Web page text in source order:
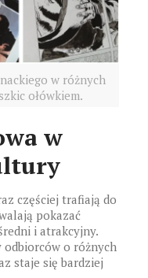
w różnych
ołówkiem.
w
częściej trafiają do
pokazać
i atrakcyjny.
odbiorców o różnych
staje się bardziej